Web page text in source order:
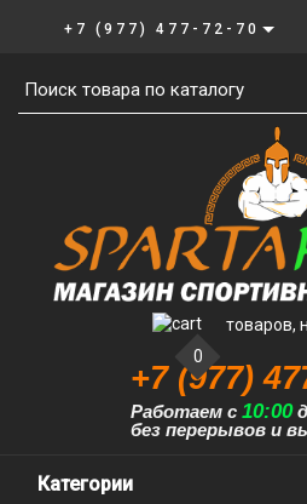
+7 (977) 477-72-70
0
товаров,
+7 (977)
Работаем с 10:00
без перерывов и
Категории